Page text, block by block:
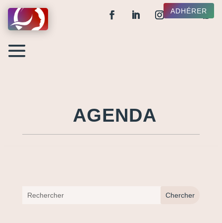
ADHÉRER
AGENDA